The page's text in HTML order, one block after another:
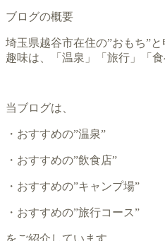
ブログの概要
埼玉県越谷市在住の”おもち”と
趣味は、「温泉」「旅行」「
当ブログは、
・おすすめの”温泉”
・おすすめの”飲食店”
・おすすめの”キャンプ場”
・おすすめの”旅行コース”
をご紹介しています。